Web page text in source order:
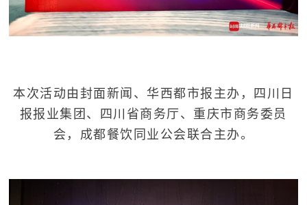
本次活动由封面新闻、华西都市报主办，四川日
报报业集团、四川省商务厅、重庆市商务委员
会，成都餐饮同业公会联合主办。